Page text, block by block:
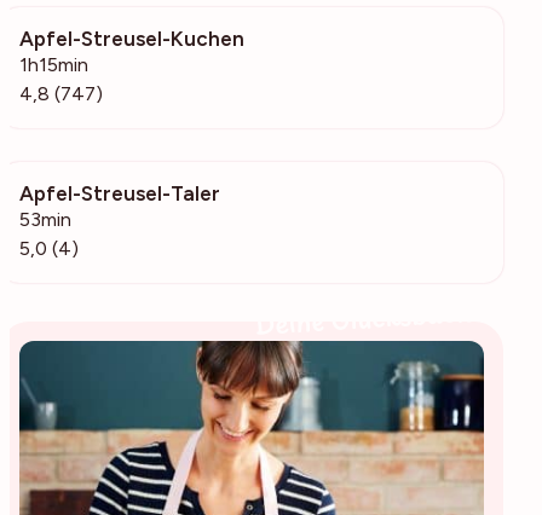
Apfel-Streusel-Kuchen
1h15min
4,8 (747)
Apfel-Streusel-Taler
53min
5,0 (4)